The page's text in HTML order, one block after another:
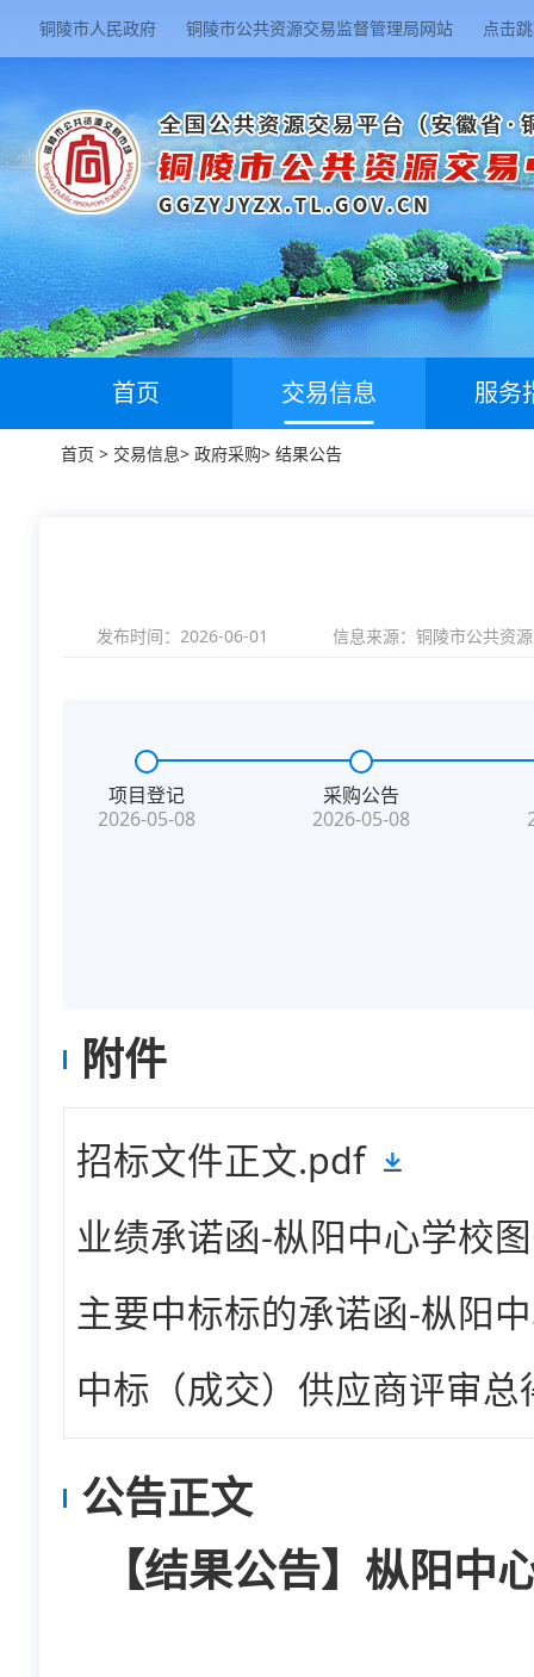
铜陵市人民政府 铜陵市公共资源交易监督管理局网站 点击
首页 交易信息 服务
首页 > 交易信息> 政府采购> 结果公告
发布时间：2026-06-01 信息来源： 铜陵市公共资
项目登记
2026-05-08
采购公告
2026-05-08
附件
招标文件正文.pdf
业绩承诺函-枞阳中心学校
主要中标标的承诺函-枞阳
中标（成交）供应商评审
公告正文
【结果公告】枞阳